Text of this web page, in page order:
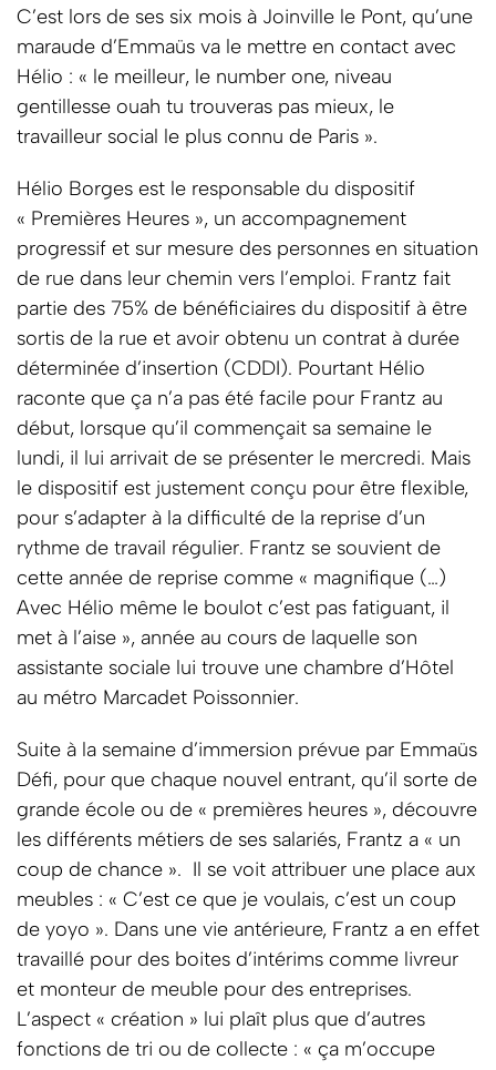
C’est lors de ses six mois à Joinville le Pont, qu’une
maraude d’Emmaüs va le mettre en contact avec
Hélio : « le meilleur, le number one, niveau
gentillesse ouah tu trouveras pas mieux, le
travailleur social le plus connu de Paris ».
Hélio Borges est le responsable du dispositif
« Premières Heures », un accompagnement
progressif et sur mesure des personnes en situation
de rue dans leur chemin vers l’emploi. Frantz fait
partie des 75% de bénéficiaires du dispositif à être
sortis de la rue et avoir obtenu un contrat à durée
déterminée d’insertion (CDDI). Pourtant Hélio
raconte que ça n’a pas été facile pour Frantz au
début, lorsque qu’il commençait sa semaine le
lundi, il lui arrivait de se présenter le mercredi. Mais
le dispositif est justement conçu pour être flexible,
pour s’adapter à la difficulté de la reprise d’un
rythme de travail régulier. Frantz se souvient de
cette année de reprise comme « magnifique (…)
Avec Hélio même le boulot c’est pas fatiguant, il
met à l’aise », année au cours de laquelle son
assistante sociale lui trouve une chambre d’Hôtel
au métro Marcadet Poissonnier.
Suite à la semaine d’immersion prévue par Emmaüs
Défi, pour que chaque nouvel entrant, qu’il sorte de
grande école ou de « premières heures », découvre
les différents métiers de ses salariés, Frantz a « un
coup de chance ». Il se voit attribuer une place aux
meubles : « C’est ce que je voulais, c’est un coup
de yoyo ». Dans une vie antérieure, Frantz a en effet
travaillé pour des boites d’intérims comme livreur
et monteur de meuble pour des entreprises.
L’aspect « création » lui plaît plus que d’autres
fonctions de tri ou de collecte : « ça m’occupe